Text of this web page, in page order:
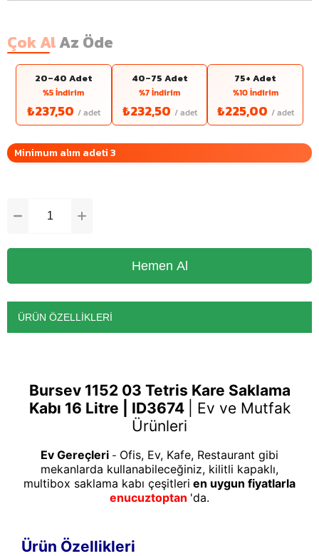
Çok AlAz Öde
20–40 Adet
%5 İndirim
₺237,50
40–75 Adet
%7 İndirim
₺232,50
75+ Adet
%10 İndirim
₺225,00
Minimum alım adeti 3
ÜRÜN ÖZELLIKLERI
Bursev 1152 03 Tetris Kare Saklama
Kabı 16 Litre | ID3674
Ev ve Mutfak
Ürünleri
Ev Gereçleri - Ofis, Ev, Kafe, Restaurant gibi
mekanlarda kullanabileceğiniz, kilitli kapaklı,
multibox saklama kabı çeşitleri en uygun fiyatlarla
enucuztoptan 'da.
Ürün Özellikleri